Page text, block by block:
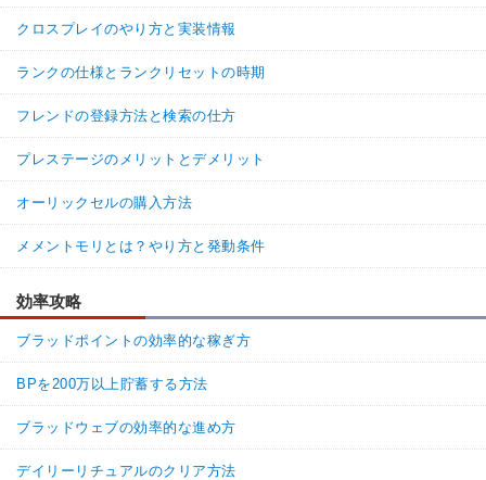
クロスプレイのやり方と実装情報
ランクの仕様とランクリセットの時期
フレンドの登録方法と検索の仕方
プレステージのメリットとデメリット
オーリックセルの購入方法
メメントモリとは？やり方と発動条件
効率攻略
ブラッドポイントの効率的な稼ぎ方
BPを200万以上貯蓄する方法
ブラッドウェブの効率的な進め方
デイリーリチュアルのクリア方法